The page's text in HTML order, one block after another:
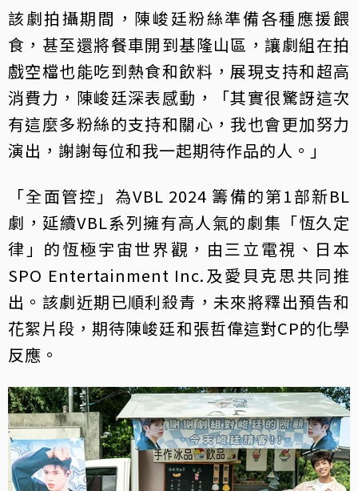
該劇拍攝期間，陳峻廷粉絲準備各種應援餵
食，甚至還將餐車開到基隆山區，讓劇組在拍
戲空檔也能吃到熱食和飲料，展現支持和超高
消費力，陳峻廷深表感動，「其實很驚訝這次
有這麼多粉絲的支持和關心，我也會更加努力
演出，謝謝每位和我一起期待作品的人。」
「全面管控」為VBL 2024 籌備的第1部新BL
劇，延續VBL系列擁有高人氣的劇集「恆久定
律」的恆極宇宙世界觀，由三立電視、日本
SPO Entertainment Inc.及愛貝克思共同推
出。該劇近期已順利殺青，未來將釋出預告和
花絮片段，期待陳峻廷和張哲偉這對CP的化學
反應。